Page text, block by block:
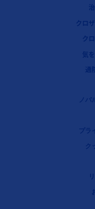
クロ
ク
気
通
Legal [Footer Second]ノバ
プラ
ク